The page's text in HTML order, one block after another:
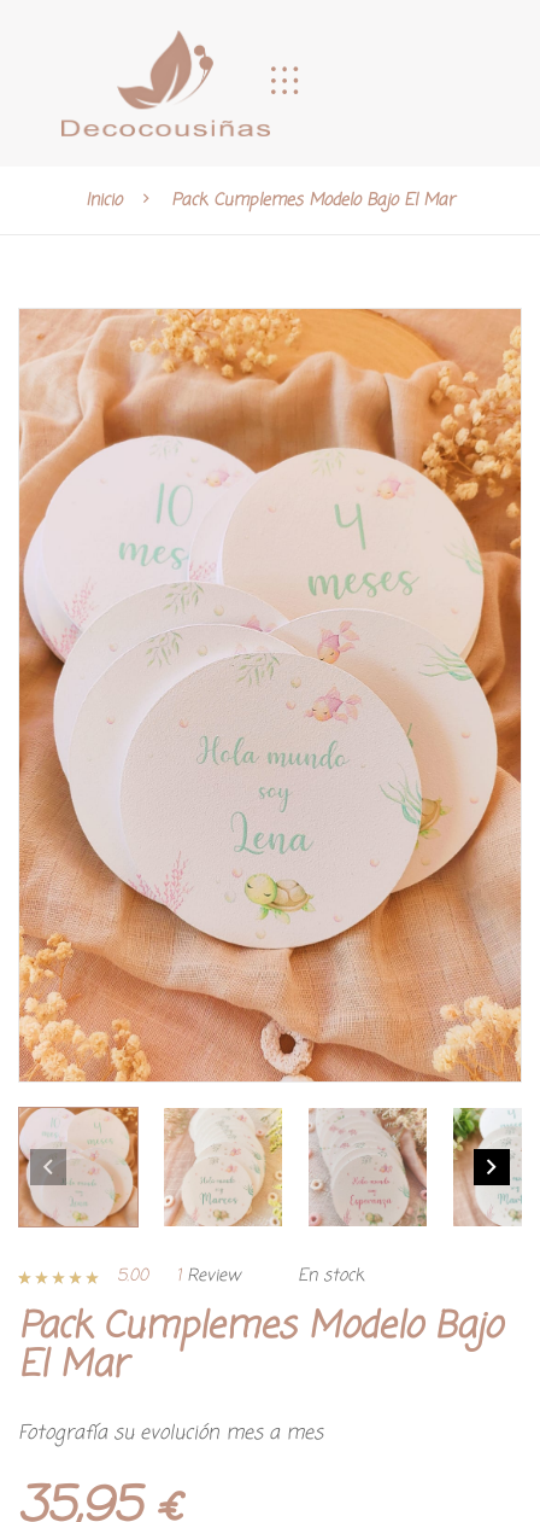
Inicio Pack Cumplemes Modelo Bajo El Mar
5.00 de 5 en
base a
valoración de
un cliente
5.00 1Review En stock
Pack Cumplemes Modelo Bajo
El Mar
Fotografía su evolución mes a mes